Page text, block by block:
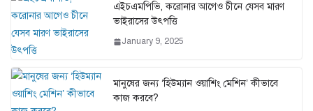
এইচএমপিভি, করোনার আগেও চীনে যেসব মারণ
ভাইরাসের উৎপত্তি
January 9, 2025
মানুষের জন্য ‘হিউম্যান ওয়াশিং মেশিন’ কীভাবে
কাজ করবে?